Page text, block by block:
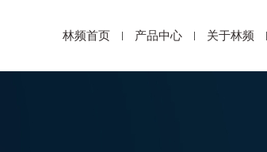
林频首页 产品中心 关于林频